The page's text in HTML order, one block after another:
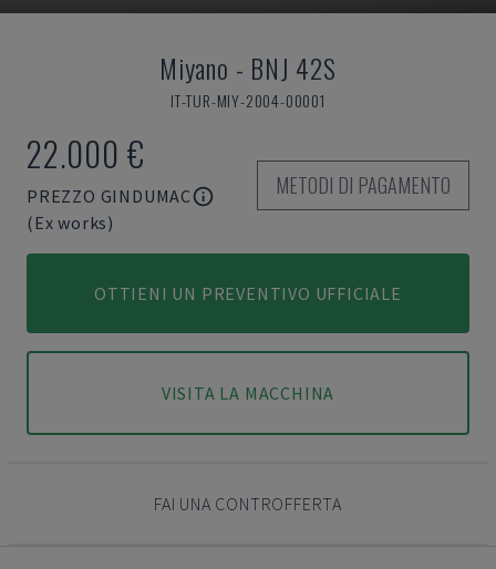
Miyano - BNJ 42S
IT-TUR-MIY-2004-00001
22.000 €
PREZZO GINDUMAC
(Ex works)
METODI DI PAGAMENTO
OTTIENI UN PREVENTIVO UFFICIALE
VISITA LA MACCHINA
FAI UNA CONTROFFERTA